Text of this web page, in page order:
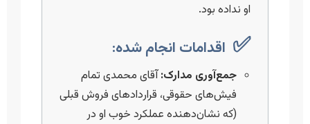
او نداده بود.
✅ اقدامات انجام شده:
جمع‌آوری مدارک:آقای محمدی تمام
فیش‌های حقوقی، قراردادهای فروش قبلی
(که نشان‌دهنده عملکرد خوب او در